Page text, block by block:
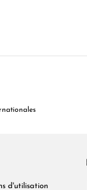
d'utilisation